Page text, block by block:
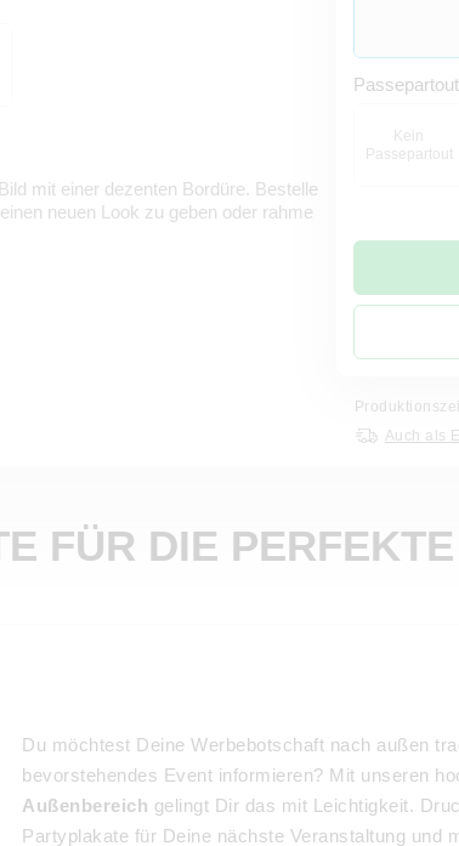
mit einer dezenten Bordüre. Bestelle
neuen Look zu geben oder rahme
Kein
Passepartout
Auch als
FÜR DIE
Du möchtest Deine Werbebotschaft nach außen
bevorstehendes Event informieren? Mit unseren
Außenbereich gelingt Dir das mit Leichtigkeit.
Partyplakate für Deine nächste Veranstaltung und